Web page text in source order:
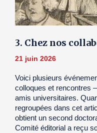
3. Chez nos
21 juin 2026
Voici plusieurs
colloques et rencontres
amis universitaires.
regroupées dans cet
obtient un second
Comité éditorial a reçu